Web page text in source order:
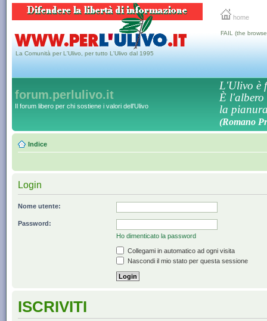
home
La Comunità per L'Ulivo, per tutto L'Ulivo dal 1995
FAIL (the
forum.perlulivo.it
Il forum libero per chi sostiene i valori dell'Ulivo
L'Ulivo è
È l'albero
la
(Romano
Indice
Login
Nome utente:
Password:
Ho dimenticato la password
Collegami in automatico ad ogni visita
Nascondi il mio stato per questa sessione
ISCRIVITI